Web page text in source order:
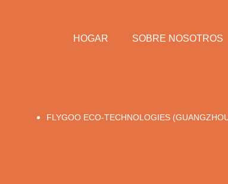
HOGAR SOBRE NOSOTROS
FLYGOO ECO-TECHNOLOGIES